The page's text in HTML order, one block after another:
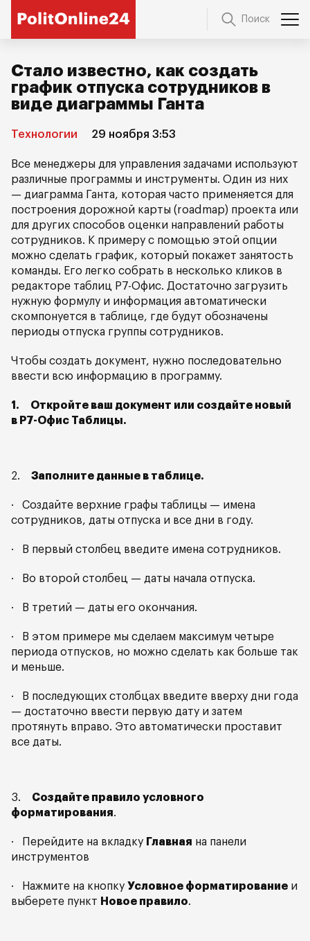
Поиск
Стало известно, как создать
график отпуска сотрудников в
виде диаграммы Ганта
Технологии 29 ноября 3:53
Все менеджеры для управления задачами используют
различные программы и инструменты. Один из них
— диаграмма Ганта, которая часто применяется для
построения дорожной карты (roadmap) проекта или
для других способов оценки направлений работы
сотрудников. К примеру с помощью этой опции
можно сделать график, который покажет занятость
команды. Его легко собрать в несколько кликов в
редакторе таблиц Р7-Офис. Достаточно загрузить
нужную формулу и информация автоматически
скомпонуется в таблице, где будут обозначены
периоды отпуска группы сотрудников.
Чтобы создать документ, нужно последовательно
ввести всю информацию в программу.
1.
Откройте ваш документ или создайте новый
в Р7-Офис Таблицы.
2. Заполните данные в таблице.
· Создайте верхние графы таблицы — имена
сотрудников, даты отпуска и все дни в году.
· В первый столбец введите имена сотрудников.
· Во второй столбец — даты начала отпуска.
· В третий — даты его окончания.
· В этом примере мы сделаем максимум четыре
периода отпусков, но можно сделать как больше так
и меньше.
· В последующих столбцах введите вверху дни года
— достаточно ввести первую дату и затем
протянуть вправо. Это автоматически проставит
все даты.
3. Создайте правило условного
форматирования.
· Перейдите на вкладку Главная на панели
инструментов
· Нажмите на кнопку Условное форматирование и
выберете пункт Новое правило.